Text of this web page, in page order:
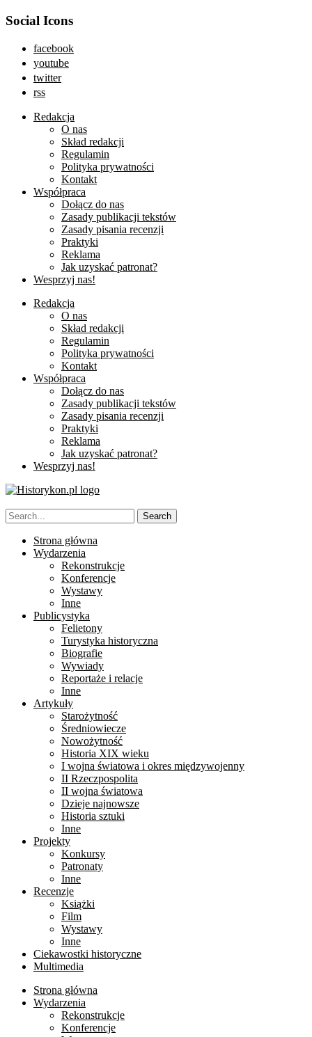
Social Icons
facebook
youtube
twitter
rss
Redakcja
O nas
Skład redakcji
Regulamin
Polityka prywatności
Kontakt
Współpraca
Dołącz do nas
Zasady publikacji tekstów
Zasady pisania recenzji
Praktyki
Reklama
Jak uzyskać patronat?
Wesprzyj nas!
Redakcja
O nas
Skład redakcji
Regulamin
Polityka prywatności
Kontakt
Współpraca
Dołącz do nas
Zasady publikacji tekstów
Zasady pisania recenzji
Praktyki
Reklama
Jak uzyskać patronat?
Wesprzyj nas!
Strona główna
Wydarzenia
Rekonstrukcje
Konferencje
Wystawy
Inne
Publicystyka
Felietony
Turystyka historyczna
Biografie
Wywiady
Reportaże i relacje
Inne
Artykuły
Starożytność
Średniowiecze
Nowożytność
Historia XIX wieku
I wojna światowa i okres międzywojenny
II Rzeczpospolita
II wojna światowa
Dzieje najnowsze
Historia sztuki
Inne
Projekty
Konkursy
Patronaty
Inne
Recenzje
Książki
Film
Wystawy
Inne
Ciekawostki historyczne
Multimedia
Strona główna
Wydarzenia
Rekonstrukcje
Konferencje